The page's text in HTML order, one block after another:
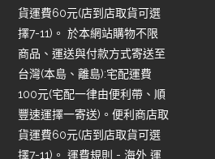
貨運費60元(店到店取貨可選
擇7-11)。 於本網站購物不限
商品、運送與付款方式寄送至
台灣(本島、離島):宅配運費
100元(宅配一律由便利帶、順
豐速運擇一寄送)。便利商店取
貨運費60元(店到店取貨可選
擇7-11)。 運費規則 - 海外 運